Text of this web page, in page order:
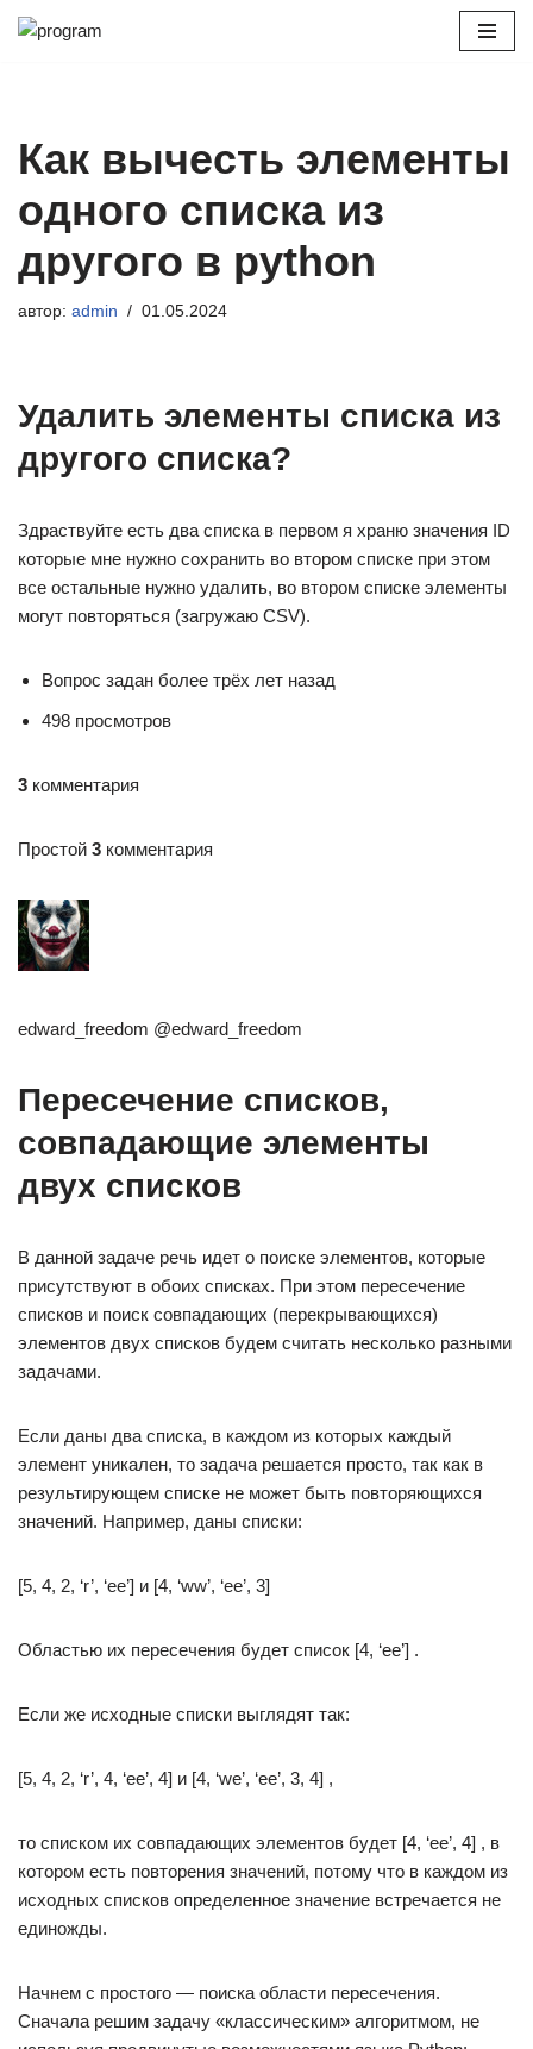
Как вычесть элементы
одного списка из
другого в python
автор: admin 01.05.2024
Удалить элементы списка из
другого списка?
Здраствуйте есть два списка в первом я храню значения ID
которые мне нужно сохранить во втором списке при этом
все остальные нужно удалить, во втором списке элементы
могут повторяться (загружаю CSV).
Вопрос задан более трёх лет назад
498 просмотров
3 комментария
Простой 3 комментария
edward_freedom @edward_freedom
Пересечение списков,
совпадающие элементы
двух списков
В данной задаче речь идет о поиске элементов, которые
присутствуют в обоих списках. При этом пересечение
списков и поиск совпадающих (перекрывающихся)
элементов двух списков будем считать несколько разными
задачами.
Если даны два списка, в каждом из которых каждый
элемент уникален, то задача решается просто, так как в
результирующем списке не может быть повторяющихся
значений. Например, даны списки:
[5, 4, 2, ‘r’, ‘ee’] и [4, ‘ww’, ‘ee’, 3]
Областью их пересечения будет список [4, ‘ee’] .
Если же исходные списки выглядят так:
[5, 4, 2, ‘r’, 4, ‘ee’, 4] и [4, ‘we’, ‘ee’, 3, 4] ,
то списком их совпадающих элементов будет [4, ‘ee’, 4] , в
котором есть повторения значений, потому что в каждом из
исходных списков определенное значение встречается не
единожды.
Начнем с простого — поиска области пересечения.
Cначала решим задачу «классическим» алгоритмом, не